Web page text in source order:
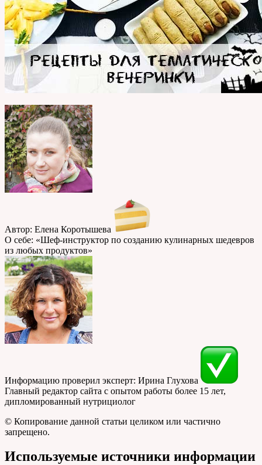
Автор: Елена Коротышева
О себе: «Шеф-инструктор по созданию кулинарных шедевров
из любых продуктов»
Информацию проверил эксперт: Ирина Глухова
Главный редактор сайта с опытом работы более 15 лет,
дипломированный нутрициолог
© Копирование данной статьи целиком или частично
запрещено.
Используемые источники информации